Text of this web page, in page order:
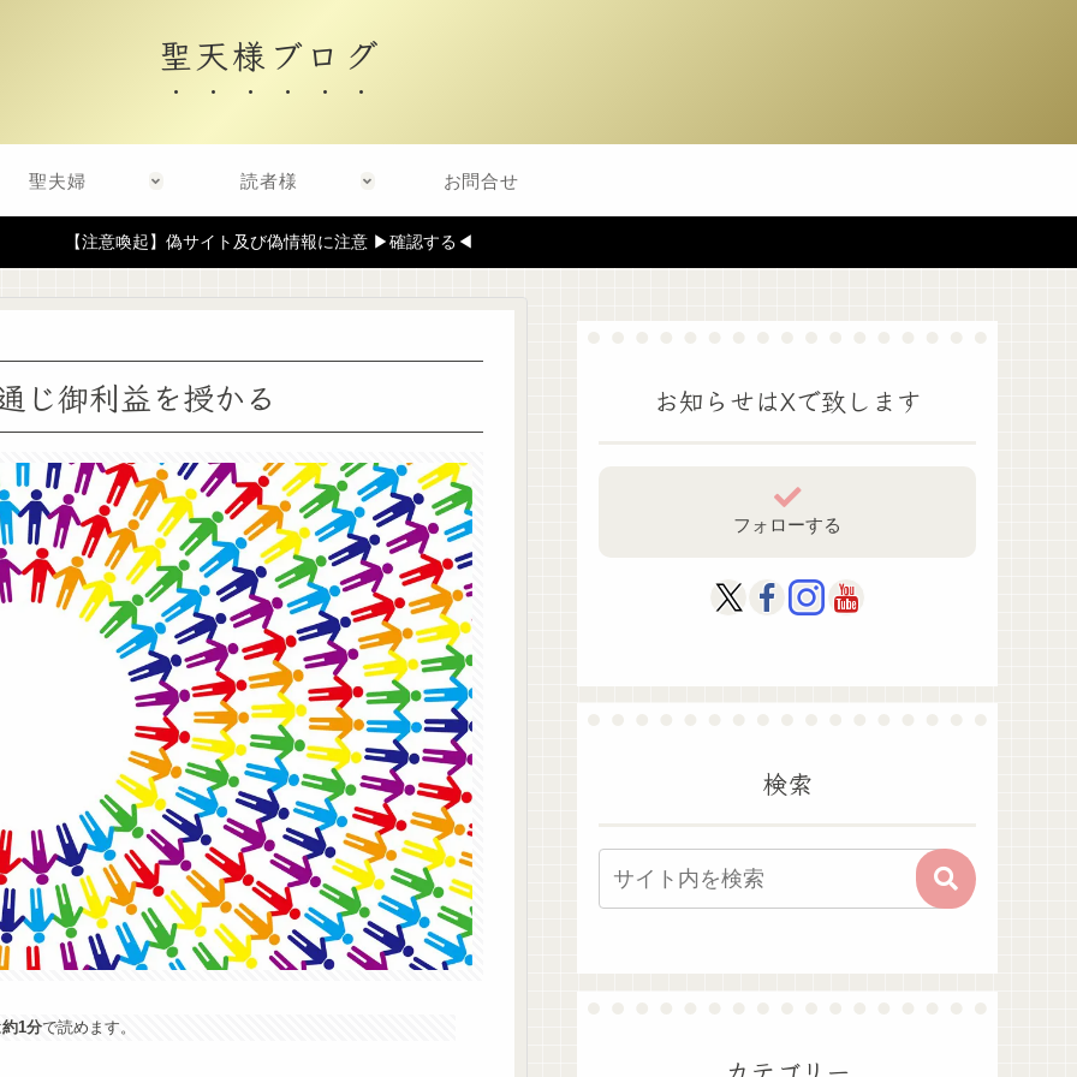
聖天様ブログ
聖夫婦 読者様 お問合せ
【注意喚起】偽サイト及び偽情報に注意 ▶確認する◀
じ御利益を授かる
約1分で読めます。
お知らせはXで致します
フォローする
検索